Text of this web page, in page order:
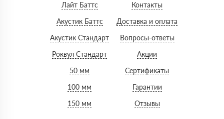
Лайт Баттс
Акустик Баттс
Акустик Стандарт
Роквул Стандарт
50 мм
100 мм
150 мм
Контакты
Доставка и оплата
Вопросы-ответы
Акции
Сертификаты
Гарантии
Отзывы